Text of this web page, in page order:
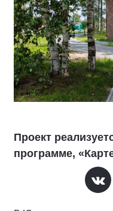
Проект
программе,